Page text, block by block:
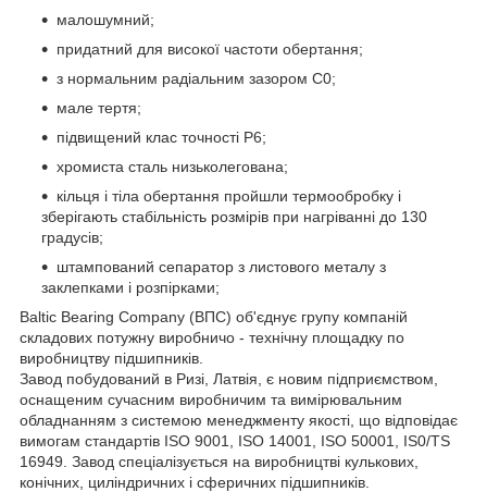
малошумний;
придатний для високої частоти обертання;
з нормальним радіальним зазором С0;
мале тертя;
підвищений клас точності P6;
хромиста сталь низьколегована;
кільця і тіла обертання пройшли термообробку і
зберігають стабільність розмірів при нагріванні до 130
градусів;
штампований сепаратор з листового металу з
заклепками і розпірками;
Baltic Bearing Company (ВПС) об'єднує групу компаній
складових потужну виробничо - технічну площадку по
виробництву підшипників.
Завод побудований в Ризі, Латвія, є новим підприємством,
оснащеним сучасним виробничим та вимірювальним
обладнанням з системою менеджменту якості, що відповідає
вимогам стандартів ISO 9001, ISO 14001, ISO 50001, IS0/TS
16949. Завод спеціалізується на виробництві кулькових,
конічних, циліндричних і сферичних підшипників.